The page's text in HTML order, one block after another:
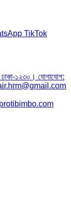
TikTok
১২৩০। যোগাযোগ: